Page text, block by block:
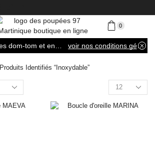
0
voir nos conditions générales de vente
Produits Identifiés “inoxydable”